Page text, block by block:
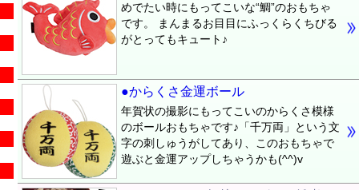
めでたい時にもってこいな“鯛”のおもちゃ
です。 まんまるお目目にふっくらくちびる
がとってもキュート♪
●からくさ金運ボール
年賀状の撮影にもってこいのからくさ模様
のボールおもちゃです♪「千万両」という文
字の刺しゅうがしてあり、このおもちゃで
遊ぶと金運アップしちゃうかも(^^)v